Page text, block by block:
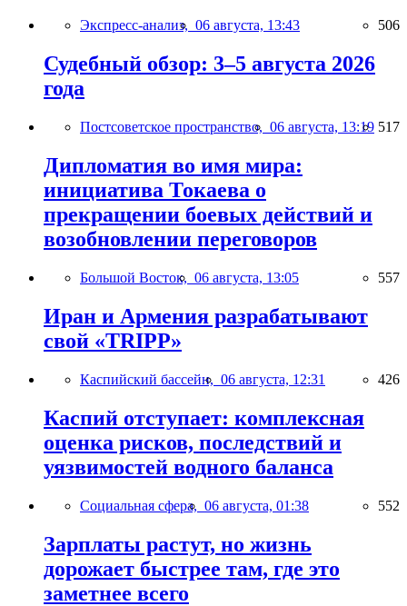
Экспресс-анализ, 06 августа, 13:43 506
Судебный обзор: 3–5 августа 2026
года
Постсоветское пространство, 06 августа, 13:19 517
Дипломатия во имя мира:
инициатива Токаева о
прекращении боевых действий и
возобновлении переговоров
Большой Восток, 06 августа, 13:05 557
Иран и Армения разрабатывают
свой «TRIPP»
Каспийский бассейн, 06 августа, 12:31 426
Каспий отступает: комплексная
оценка рисков, последствий и
уязвимостей водного баланса
Социальная сфера, 06 августа, 01:38 552
Зарплаты растут, но жизнь
дорожает быстрее там, где это
заметнее всего